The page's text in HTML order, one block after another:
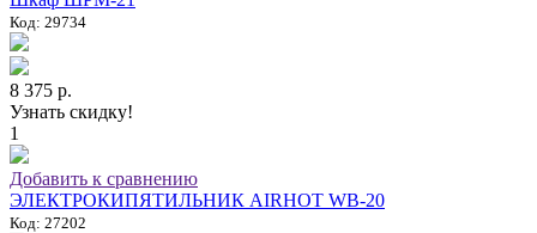
Код: 29734
8 375 р.
Узнать скидку!
1
Добавить к сравнению
ЭЛЕКТРОКИПЯТИЛЬНИК AIRHOT WB-20
Код: 27202